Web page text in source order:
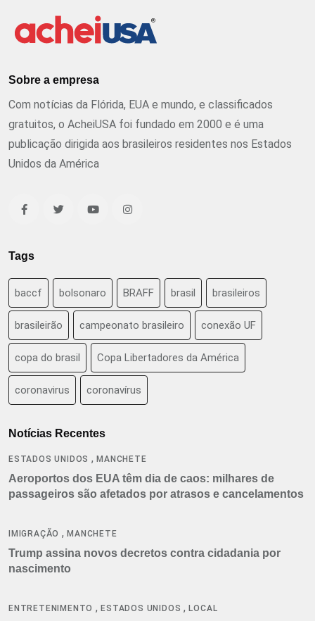
Sobre a empresa
Com notícias da Flórida, EUA e mundo, e classificados
gratuitos, o AcheiUSA foi fundado em 2000 e é uma
publicação dirigida aos brasileiros residentes nos Estados
Unidos da América
Tags
baccf bolsonaro BRAFF brasil brasileiros
brasileirão campeonato brasileiro conexão UF
copa do brasil Copa Libertadores da América
coronavirus coronavírus
Notícias Recentes
ESTADOS UNIDOS ,MANCHETE
Aeroportos dos EUA têm dia de caos: milhares de
passageiros são afetados por atrasos e cancelamentos
IMIGRAÇÃO ,MANCHETE
Trump assina novos decretos contra cidadania por
nascimento
ENTRETENIMENTO ,ESTADOS UNIDOS ,LOCAL